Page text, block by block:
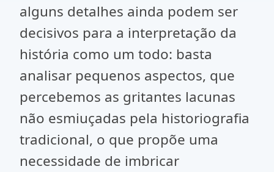
alguns detalhes ainda podem ser
decisivos para a interpretação da
história como um todo: basta
analisar pequenos aspectos, que
percebemos as gritantes lacunas
não esmiuçadas pela historiografia
tradicional, o que propõe uma
necessidade de imbricar